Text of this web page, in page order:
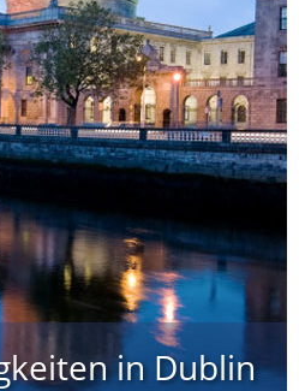
in Dublin